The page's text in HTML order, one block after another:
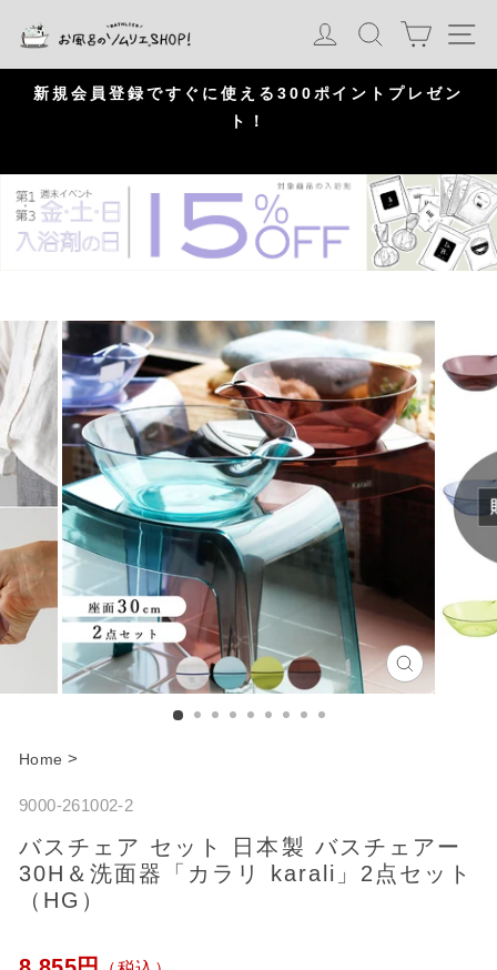
ログイン
検索 カート
P
s
e
新規会員登録ですぐに使える300ポイントプレゼン
ト！
C
Home >
9000-261002-2
バスチェア セット 日本製 バスチェアー
30H＆洗面器「カラリ karali」2点セット
（HG）
通